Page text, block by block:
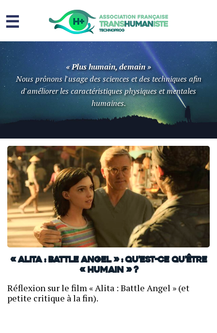
☰
Homme augmenté
Immortalité ?
Question sociale
Risques
Contact
« Plus humain, demain »
Nous prônons l'usage des sciences et des techniques afin
d'améliorer les caractéristiques physiques et mentales
humaines.
« Alita : Battle Angel » : qu’est-ce qu’être
« humain » ?
Réflexion sur le film « Alita : Battle Angel » (et
petite critique à la fin).